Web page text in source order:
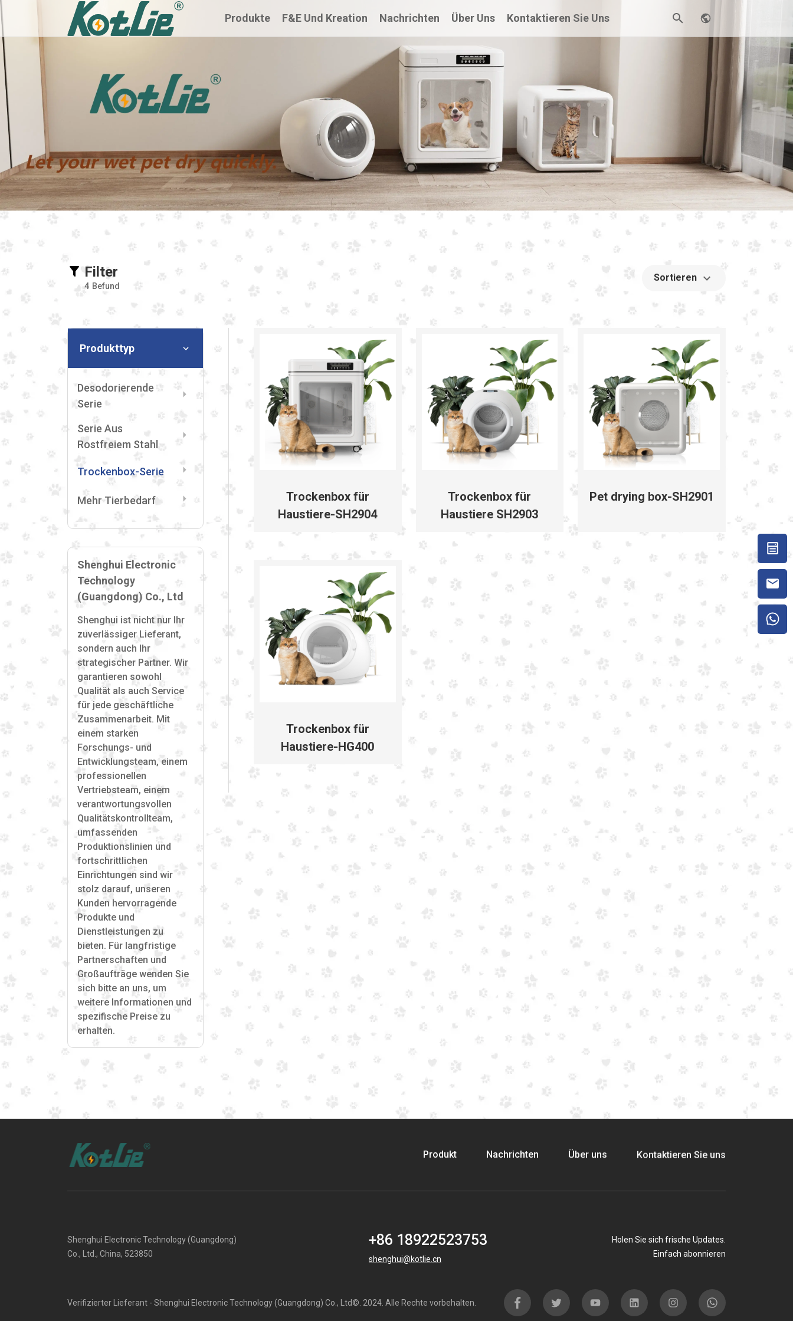
Produkte F&E Und Kreation Nachrichten Über Uns Kontaktieren Sie Uns
Filter
4 Befund
Sortieren
Produkttyp
Desodorierende
Serie
Serie Aus
Rostfreiem Stahl
Trockenbox-Serie
Mehr Tierbedarf
Shenghui Electronic
Technology
(Guangdong) Co., Ltd
Shenghui ist nicht nur Ihr
zuverlässiger Lieferant,
sondern auch Ihr
strategischer Partner. Wir
garantieren sowohl
Qualität als auch Service
für jede geschäftliche
Zusammenarbeit. Mit
einem starken
Forschungs- und
Entwicklungsteam, einem
professionellen
Vertriebsteam, einem
verantwortungsvollen
Qualitätskontrollteam,
umfassenden
Produktionslinien und
fortschrittlichen
Einrichtungen sind wir
stolz darauf, unseren
Kunden hervorragende
Produkte und
Dienstleistungen zu
bieten. Für langfristige
Partnerschaften und
Großaufträge wenden Sie
sich bitte an uns, um
weitere Informationen und
spezifische Preise zu
erhalten.
Trockenbox für
Haustiere-SH2904
Trockenbox für
Haustiere SH2903
Pet drying box-SH2901
Trockenbox für
Haustiere-HG400
Produkt Nachrichten Über uns Kontaktieren Sie uns
Shenghui Electronic Technology (Guangdong)
Co., Ltd., China, 523850
+86 18922523753
shenghui@kotlie.cn
Holen Sie sich frische Updates.
Einfach abonnieren
Verifizierter Lieferant - Shenghui Electronic Technology (Guangdong) Co., Ltd©. 2024. Alle Rechte vorbehalten.